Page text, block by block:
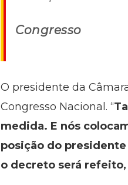
Congresso
O presidente da
Congresso Nacional. “
medida. E nós
posição do
o decreto será